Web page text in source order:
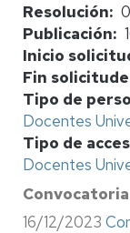
Resolución
Publicación
Inicio
Fin
Tipo de
Docentes
Tipo de
Docentes
Convocatoria
16/12/2023